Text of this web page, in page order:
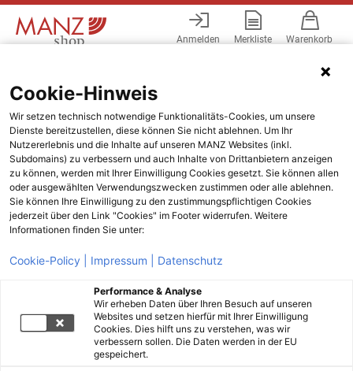
Anmelden Merkliste Warenkorb
Cookie-Hinweis
Wir setzen technisch notwendige Funktionalitäts-Cookies, um unsere
Dienste bereitzustellen, diese können Sie nicht ablehnen. Um Ihr
Nutzererlebnis und die Inhalte auf unseren MANZ Websites (inkl.
Subdomains) zu verbessern und auch Inhalte von Drittanbietern anzeigen
zu können, werden mit Ihrer Einwilligung Cookies gesetzt. Sie können allen
oder ausgewählten Verwendungszwecken zustimmen oder alle ablehnen.
Sie können Ihre Einwilligung zu den zustimmungspflichtigen Cookies
jederzeit über den Link "Cookies" im Footer widerrufen. Weitere
Informationen finden Sie unter:
Cookie-Policy | Impressum | Datenschutz
Performance & Analyse
Wir erheben Daten über Ihren Besuch auf unseren
Websites und setzen hierfür mit Ihrer Einwilligung
Cookies. Dies hilft uns zu verstehen, was wir
verbessern sollen. Die Daten werden in der EU
gespeichert.